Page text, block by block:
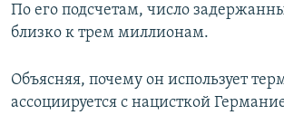
По его подсчетам, число
близко к трем миллионам.
Объясняя, почему он использует
ассоциируется с нацисткой